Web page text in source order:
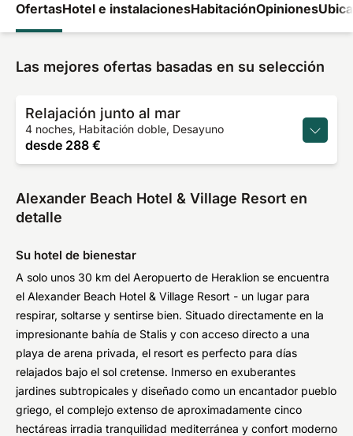
OfertasHotel e instalacionesHabitaciónOpiniones
Las mejores ofertas basadas en su selección
Relajación junto al mar
4 noches, Habitación doble, Desayuno
desde 288 €
Alexander Beach Hotel & Village Resort en
detalle
Su hotel de bienestar
A solo unos 30 km del Aeropuerto de Heraklion se encuentra
el Alexander Beach Hotel & Village Resort - un lugar para
respirar, soltarse y sentirse bien. Situado directamente en la
impresionante bahía de Stalis y con acceso directo a una
playa de arena privada, el resort es perfecto para días
relajados bajo el sol cretense. Inmerso en exuberantes
jardines subtropicales y diseñado como un encantador pueblo
griego, el complejo extenso de aproximadamente cinco
hectáreas irradia tranquilidad mediterránea y confort moderno